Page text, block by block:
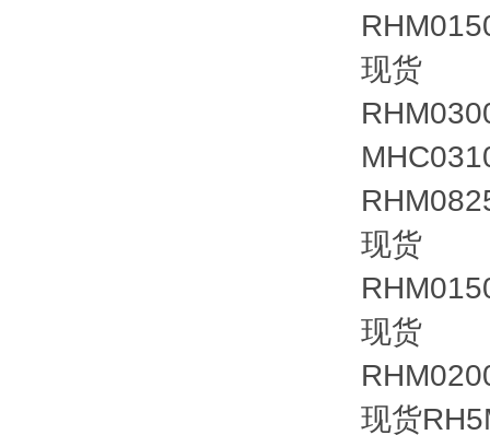
现货
现货
现货
现货